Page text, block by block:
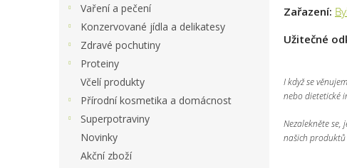
Vaření a pečení
Konzervované jídla a delikatesy
Zdravé pochutiny
Proteiny
Včelí produkty
Přírodní kosmetika a domácnost
Superpotraviny
Novinky
Akční zboží
Zařazení:
Užitečné
I když se
nebo dietetické
Nezalekněte
našich produktů